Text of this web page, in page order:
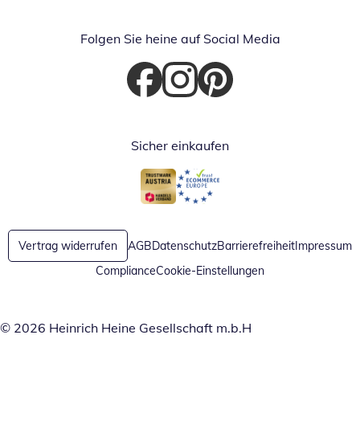
Folgen Sie heine auf Social Media
Öffnet in neuem Fenster
Öffnet in neuem Fenster
Öffnet in neuem Fenster
Sicher einkaufen
Öffnet in neuem Fenster
Öffnet in neuem Fenster
Vertrag widerrufen AGBDatenschutzBarrierefreiheitImpressum
ComplianceCookie-Einstellungen
© 2026 Heinrich Heine Gesellschaft m.b.H